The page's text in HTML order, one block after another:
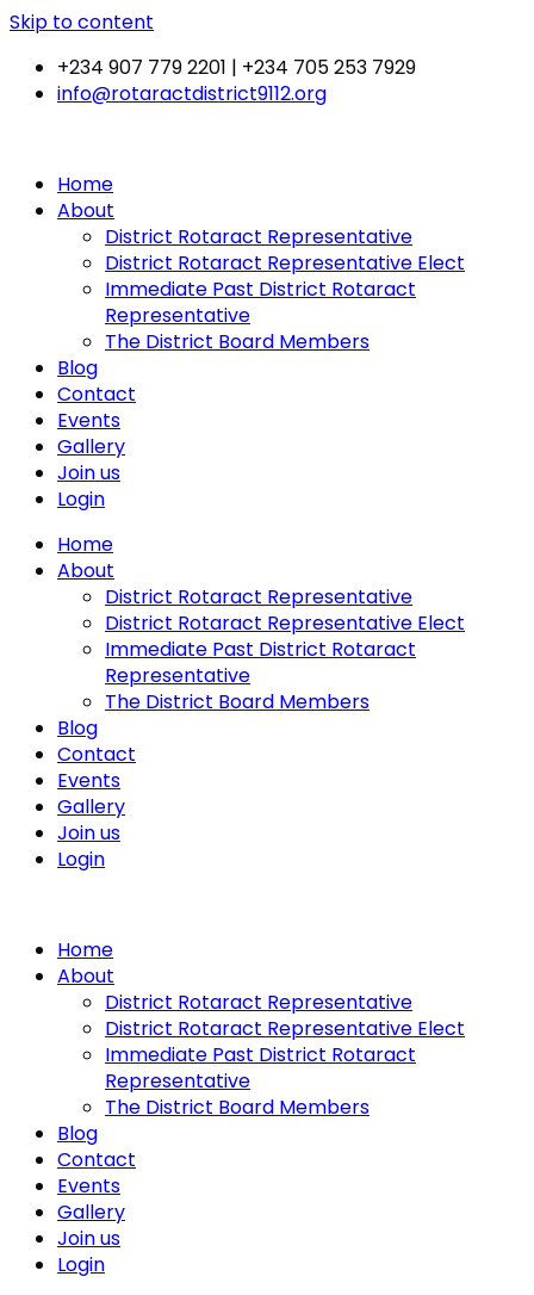
Skip to content
+234 907 779 2201 | +234 705 253 7929
info@rotaractdistrict9112.org
Home
About
District Rotaract Representative
District Rotaract Representative Elect
Immediate Past District Rotaract
Representative
The District Board Members
Blog
Contact
Events
Gallery
Join us
Login
Home
About
District Rotaract Representative
District Rotaract Representative Elect
Immediate Past District Rotaract
Representative
The District Board Members
Blog
Contact
Events
Gallery
Join us
Login
Home
About
District Rotaract Representative
District Rotaract Representative Elect
Immediate Past District Rotaract
Representative
The District Board Members
Blog
Contact
Events
Gallery
Join us
Login